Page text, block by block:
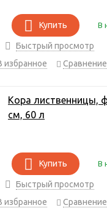
Купить В
Быстрый просмотр
избранное
Сравнение
Кора лиственницы,
см, 60 л
Купить В
Быстрый просмотр
избранное
Сравнение